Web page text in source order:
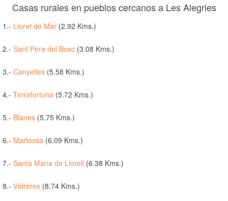
Casas rurales en pueblos cercanos a Les Alegries
1.- Lloret de Mar (2.92 Kms.)
2.- Sant Pere del Bosc (3.08 Kms.)
3.- Canyelles (5.58 Kms.)
4.- Terrafortuna (5.72 Kms.)
5.- Blanes (5.75 Kms.)
6.- Martossa (6.09 Kms.)
7.- Santa Maria de Llorell (6.38 Kms.)
8.- Vidreres (8.74 Kms.)